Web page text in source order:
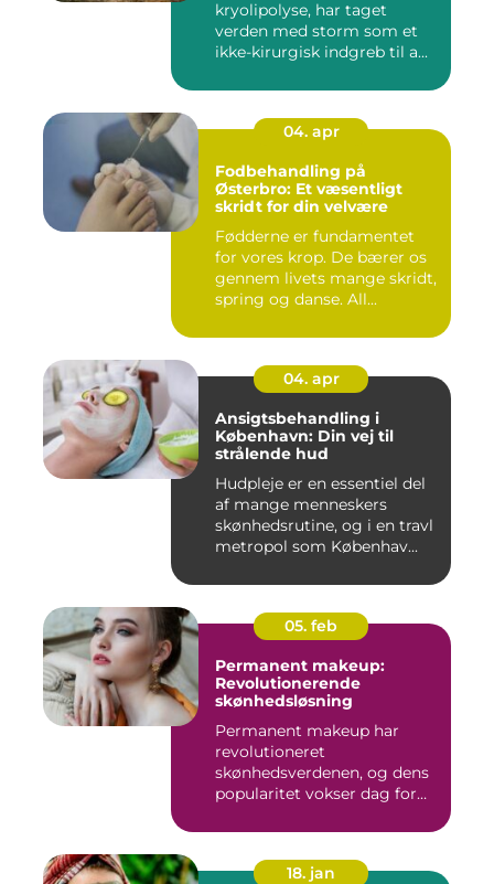
kryolipolyse, har taget
verden med storm som et
ikke-kirurgisk indgreb til a...
04. apr
Fodbehandling på
Østerbro: Et væsentligt
skridt for din velvære
Fødderne er fundamentet
for vores krop. De bærer os
gennem livets mange skridt,
spring og danse. All...
04. apr
Ansigtsbehandling i
København: Din vej til
strålende hud
Hudpleje er en essentiel del
af mange menneskers
skønhedsrutine, og i en travl
metropol som Københav...
05. feb
Permanent makeup:
Revolutionerende
skønhedsløsning
Permanent makeup har
revolutioneret
skønhedsverdenen, og dens
popularitet vokser dag for
18. jan